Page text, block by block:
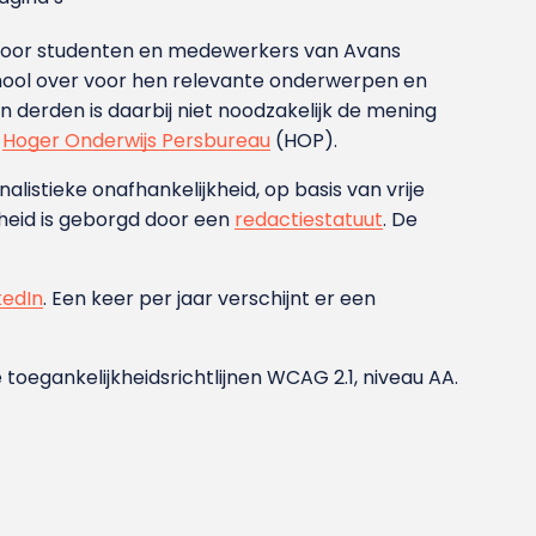
studenten en medewerkers van Avans
over voor hen relevante onderwerpen en
is daarbij niet noodzakelijk de mening
Hoger Onderwijs Persbureau (HOP).
onafhankelijkheid, op basis van vrije
is geborgd door een redactiestatuut. De
. Een keer per jaar verschijnt er een
WCAG 2.1, niveau AA.